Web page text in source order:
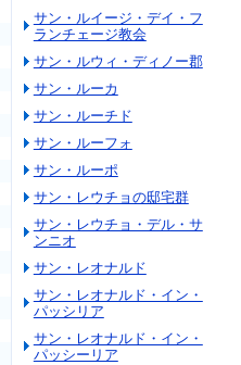
サン・ルイージ・デイ・フ
ランチェージ教会
サン・ルウィ・ディノー郡
サン・ルーカ
サン・ルーチド
サン・ルーフォ
サン・ルーポ
サン・レウチョの邸宅群
サン・レウチョ・デル・サ
ンニオ
サン・レオナルド
サン・レオナルド・イン・
パッシリア
サン・レオナルド・イン・
パッシーリア